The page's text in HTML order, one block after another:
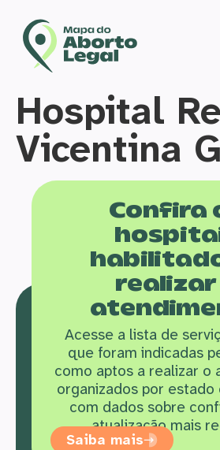
Hospital
Vicentina
Confira
realizar
Acesse a lista de
que foram indicadas
como aptos a realizar o
organizados por estado
com dados sobre
atualização mais
Saiba mais